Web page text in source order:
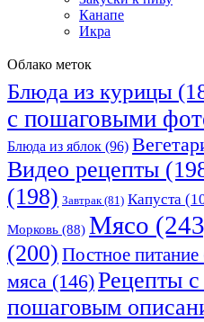
Канапе
Икра
Облако меток
Блюда из курицы
с пошаговыми
Блюда из яблок (96)
Видео рецепты
(198) Завтрак(81) Капуста
Морковь (88) Мясо
(200) Постное питание
мяса (146)Рецепты
пошаговым